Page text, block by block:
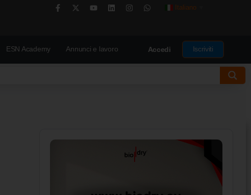
Italiano
ESN Academy Annunci e lavoro Accedi Iscriviti